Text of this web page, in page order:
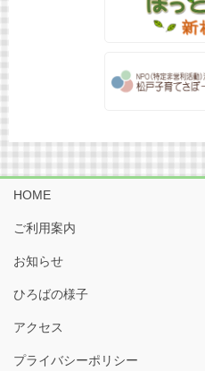
HOME
ご利用案内
お知らせ
ひろばの様子
アクセス
プライバシーポリシー